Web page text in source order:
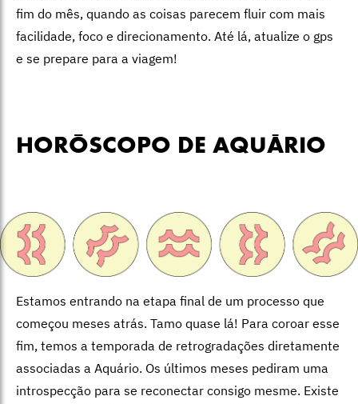
fim do mês, quando as coisas parecem fluir com mais
facilidade, foco e direcionamento. Até lá, atualize o gps
e se prepare para a viagem!
HORÓSCOPO DE AQUÁRIO
Estamos entrando na etapa final de um processo que
começou meses atrás. Tamo quase lá! Para coroar esse
fim, temos a temporada de retrogradações diretamente
associadas a Aquário. Os últimos meses pediram uma
introspecção para se reconectar consigo mesme. Existe